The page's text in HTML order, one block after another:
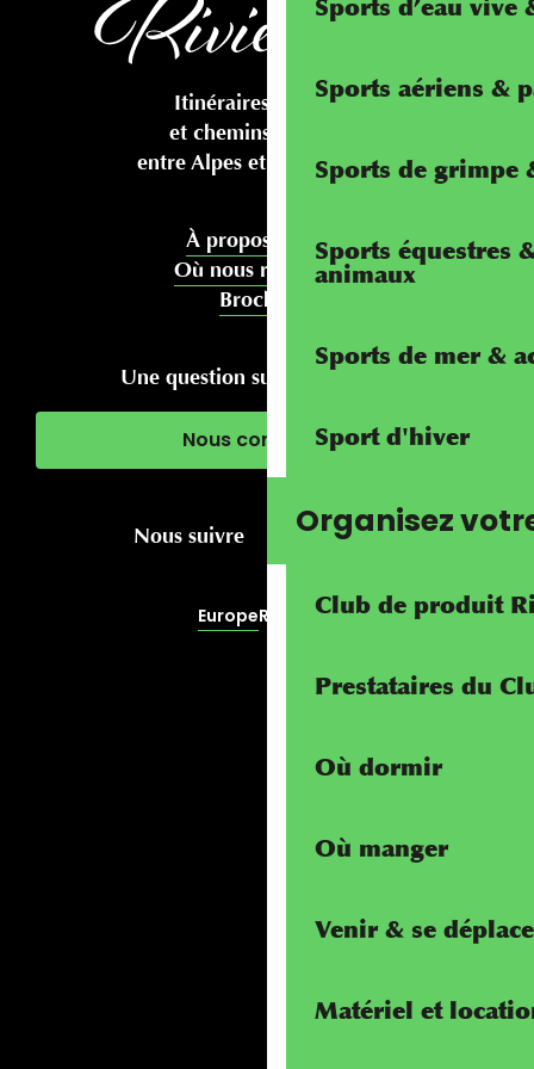
Sports d’eau vive
Sports aériens &
Sports de grimpe
Sports équestres
animaux
Sports de mer &
Sport d'hiver
Organisez
Club de produit
Prestataires du
Où dormir
Où manger
Venir & se
Matériel et
Itinéraires cyclables
et chemins pédestres
entre Alpes et Méditerranée
À propos de nous
Où nous rencontrer
Brochures
Une question sur votre séjour ?
Nous contacter
Nous suivre
EuropeRivierALP